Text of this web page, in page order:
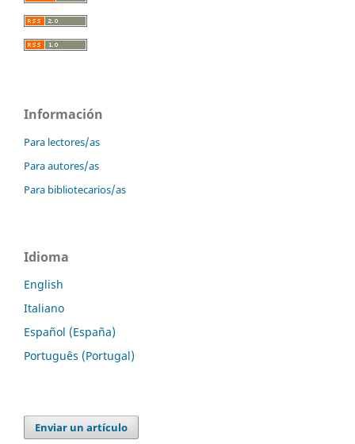
Información
Para lectores/as
Para autores/as
Para bibliotecarios/as
Idioma
English
Italiano
Español (España)
Português (Portugal)
Enviar un artículo